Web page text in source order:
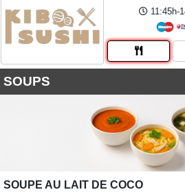
11:45h-
SOUPS
SOUPE AU LAIT DE COCO